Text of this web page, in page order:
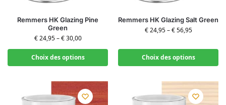
Remmers HK Glazing Pine
Green
€24,95–€30,00
Choix des options
Remmers HK Glazing Salt Green
€24,95–€56,95
Choix des options